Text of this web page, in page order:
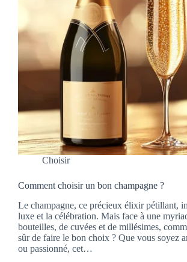
Choisir
Comment choisir un bon champagne ?
Le champagne, ce précieux élixir pétillant,
luxe et la célébration. Mais face à une
bouteilles, de cuvées et de millésimes,
sûr de faire le bon choix ? Que vous soyez
ou passionné, cet…